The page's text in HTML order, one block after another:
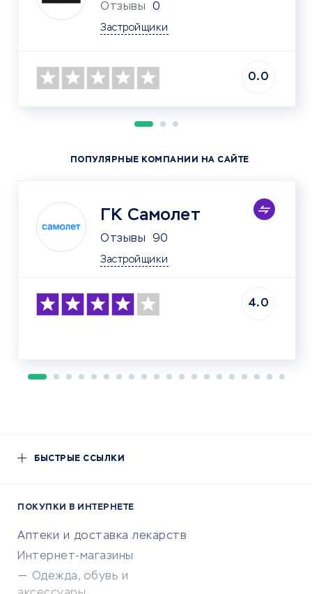
Отзывы 0
Застройщики
0.0
ПОПУЛЯРНЫЕ КОМПАНИИ НА САЙТЕ
ГК Самолет
Отзывы 90
Застройщики
4.0
БЫСТРЫЕ ССЫЛКИ
ПОКУПКИ В ИНТЕРНЕТЕ
Аптеки и доставка лекарств
Интернет-магазины
Одежда, обувь и